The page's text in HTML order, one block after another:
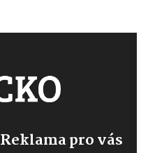
Reklama pro vás